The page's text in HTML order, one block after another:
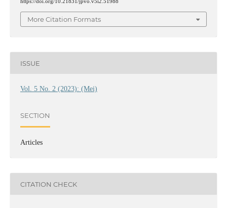
More Citation Formats
ISSUE
Vol. 5 No. 2 (2023): (Mei)
SECTION
Articles
CITATION CHECK